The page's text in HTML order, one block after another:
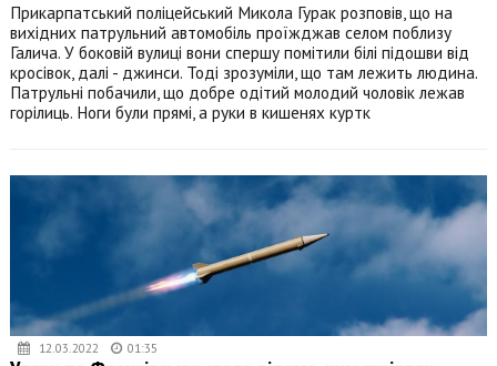
Прикарпатський поліцейський Микола Гурак розповів, що на
вихідних патрульний автомобіль проїжджав селом поблизу
Галича. У боковій вулиці вони спершу помітили білі підошви від
кросівок, далі - джинси. Тоді зрозуміли, що там лежить людина.
Патрульні побачили, що добре одітий молодий чоловік лежав
горілиць. Ноги були прямі, а руки в кишенях куртк
12.03.2022 01:35